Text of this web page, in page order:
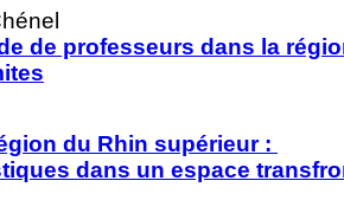
de professeurs dans la
du Rhin supérieur :
dans un espace